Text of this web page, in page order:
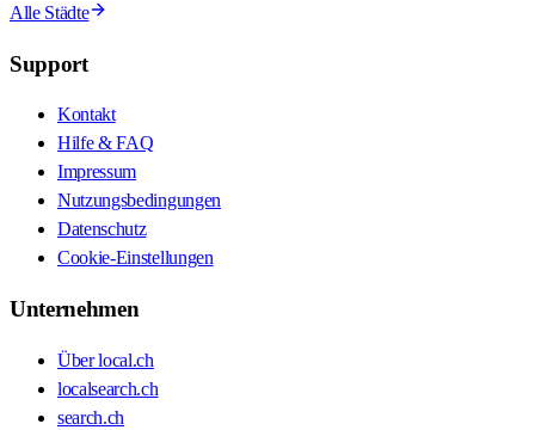
Alle Städte
Support
Kontakt
Hilfe & FAQ
Impressum
Nutzungsbedingungen
Datenschutz
Cookie-Einstellungen
Unternehmen
Über local.ch
localsearch.ch
search.ch